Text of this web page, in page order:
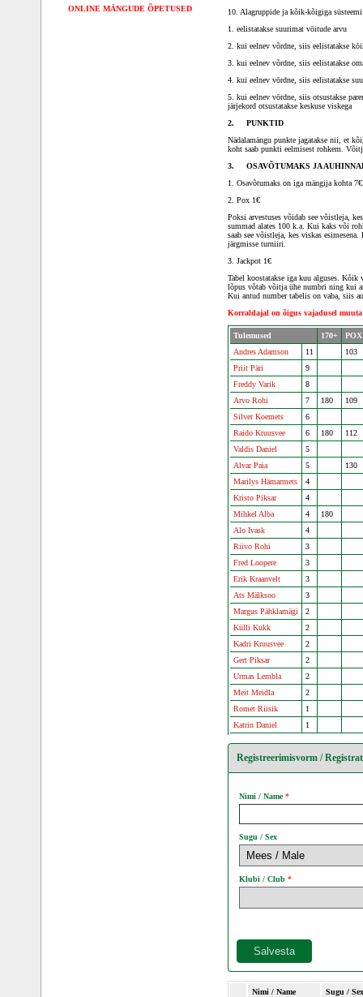
ONLINE MÄNGUDE ÕPETUSED
10. Alagruppide ja kõik-kõigiga
1. eelistatakse suurimat vōitude arvu
2. kui eelnev võrdne, siis eelistatakse
3. kui eelnev võrdne, siis eelistatakse
4. kui eelnev vōrdne, siis eelistatakse
5. kui eelnev vōrdne, siis otsustakse
järjekord otsustatakse keskuse viskega
2. PUNKTID
Nädalamängu punkte jagatakse nii, et
koht saab punkti eelmisest rohkem.
3. OSAVÕTUMAKS JA
1. Osavõtumaks on iga mängija kohta
2. Pox 1€
Poksi arvestuses võidab see võistleja,
summad alates 100 k.a. Kui kaks või
saab see võistleja, kes viskas
järgmisse turniiri.
3. Jackpot 1€
Tabel koostatakse iga kuu alguses.
lõpus võtab võitja ühe numbri ning kui
Kui antud number tabelis on vaba, siis
Korraldajal on õigus vajadusel
Tulemused 170+
POX
Andres Adamson
11
103
Priit Päri
9
Freddy Varik
8
Arvo Rohi
7 180
109
Silver Koemets
6
Raido Kruusvee
6 180
112
Valdis Daniel
5
Alvar Paia
5
130
Marilys Hämarmets
4
Kristo Piksar
4
Mihkel Alba
4
180
Alo Ivask
4
Riivo Rohi
3
Fred Loopere
3
Erik Kraanvelt
3
Ats Mälksoo
3
Margus Pähklamägi
2
Külli Kukk
2
Kadri Kruusvee
2
Gert Piksar
2
Urmas Lembla
2
Meit Meidla
2
Romet Riisik
1
Katrin Daniel
1
Registreerimisvorm /
Nimi / Name
Sugu / Sex
Klubi / Club
Nimi / Name Sugu / Sex